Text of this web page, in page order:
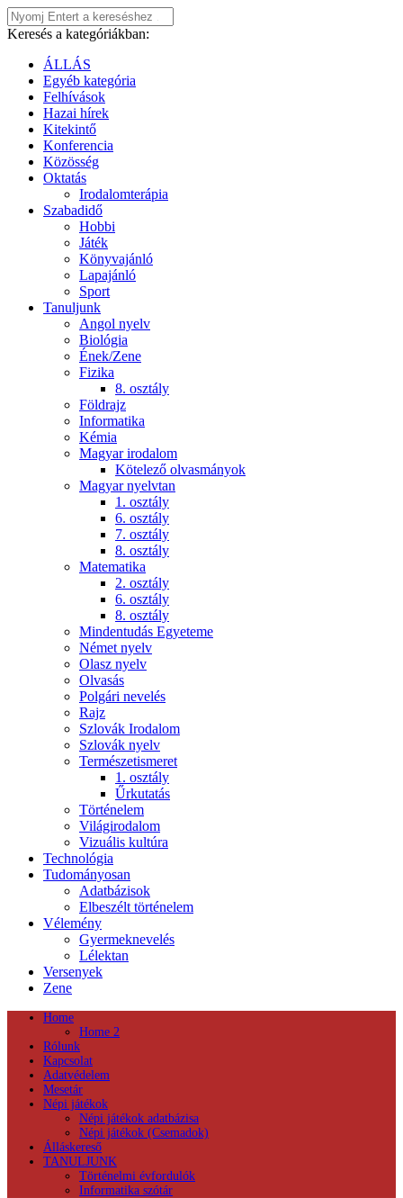
Keresés a kategóriákban:
ÁLLÁS
Egyéb kategória
Felhívások
Hazai hírek
Kitekintő
Konferencia
Közösség
Oktatás
Irodalomterápia
Szabadidő
Hobbi
Játék
Könyvajánló
Lapajánló
Sport
Tanuljunk
Angol nyelv
Biológia
Ének/Zene
Fizika
8. osztály
Földrajz
Informatika
Kémia
Magyar irodalom
Kötelező olvasmányok
Magyar nyelvtan
1. osztály
6. osztály
7. osztály
8. osztály
Matematika
2. osztály
6. osztály
8. osztály
Mindentudás Egyeteme
Német nyelv
Olasz nyelv
Olvasás
Polgári nevelés
Rajz
Szlovák Irodalom
Szlovák nyelv
Természetismeret
1. osztály
Űrkutatás
Történelem
Világirodalom
Vizuális kultúra
Technológia
Tudományosan
Adatbázisok
Elbeszélt történelem
Vélemény
Gyermeknevelés
Lélektan
Versenyek
Zene
Home
Home 2
Rólunk
Kapcsolat
Adatvédelem
Mesetár
Népi játékok
Népi játékok adatbázisa
Népi játékok (Csemadok)
Álláskereső
TANULJUNK
Történelmi évfordulók
Informatika szótár